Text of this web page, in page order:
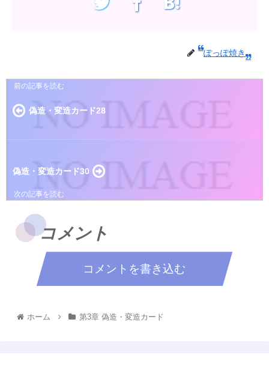
ぽっぽ焼き
偽造・変造カード28
偽造・変造カード30
コメント
コメントを書き込む
ホーム 第3章 偽造・変造カード